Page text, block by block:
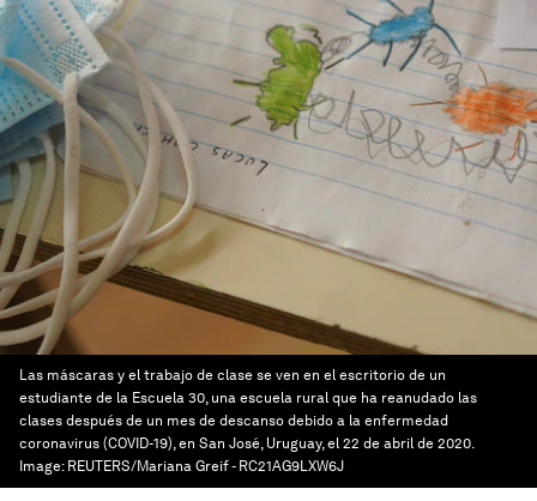
Las máscaras y el trabajo de clase se ven en el escritorio de un
estudiante de la Escuela 30, una escuela rural que ha reanudado las
clases después de un mes de descanso debido a la enfermedad
coronavirus (COVID-19), en San José, Uruguay, el 22 de abril de 2020.
Image: REUTERS/Mariana Greif - RC21AG9LXW6J